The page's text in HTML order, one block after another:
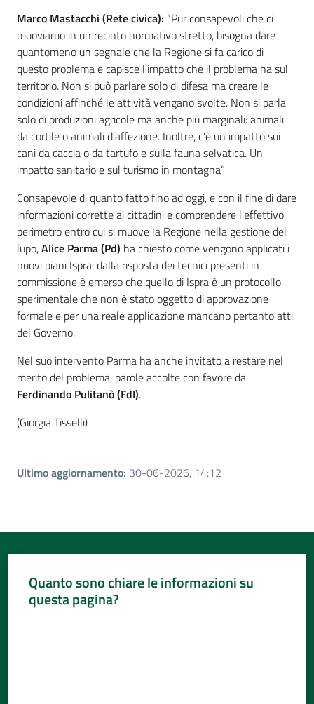
Marco Mastacchi (Rete civica): “Pur consapevoli che ci
muoviamo in un recinto normativo stretto, bisogna dare
quantomeno un segnale che la Regione si fa carico di
questo problema e capisce l’impatto che il problema ha sul
territorio. Non si può parlare solo di difesa ma creare le
condizioni affinché le attività vengano svolte. Non si parla
solo di produzioni agricole ma anche più marginali: animali
da cortile o animali d’affezione. Inoltre, c’è un impatto sui
cani da caccia o da tartufo e sulla fauna selvatica. Un
impatto sanitario e sul turismo in montagna”
Consapevole di quanto fatto fino ad oggi, e con il fine di dare
informazioni corrette ai cittadini e comprendere l'effettivo
perimetro entro cui si muove la Regione nella gestione del
lupo,Alice Parma (Pd) ha chiesto come vengono applicati i
nuovi piani Ispra: dalla risposta dei tecnici presenti in
commissione è emerso che quello di Ispra è un protocollo
sperimentale che non è stato oggetto di approvazione
formale e per una reale applicazione mancano pertanto atti
del Governo.
Nel suo intervento Parma ha anche invitato a restare nel
merito del problema, parole accolte con favore da
Ferdinando Pulitanò (FdI).
(Giorgia Tisselli)
Ultimo aggiornamento: 30-06-2026, 14:12
Quanto sono chiare le informazioni su
questa pagina?